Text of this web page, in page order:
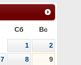
Сб Вс
1
2
7 8
9